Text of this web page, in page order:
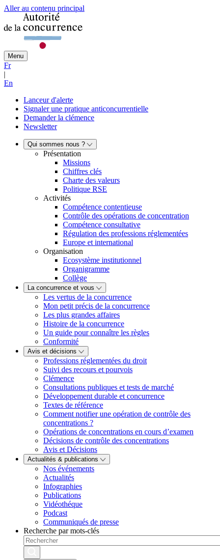
Aller au contenu principal
Menu
Fr
|
En
Lanceur d'alerte
Signaler une pratique anticoncurrentielle
Demander la clémence
Newsletter
Qui sommes nous ?
Présentation
Missions
Chiffres clés
Charte des valeurs
Politique RSE
Activités
Compétence contentieuse
Contrôle des opérations de concentration
Compétence consultative
Régulation des professions réglementées
Europe et international
Organisation
Ecosystème institutionnel
Organigramme
Collège
La concurrence et vous
Les vertus de la concurrence
Mon petit précis de la concurrence
Les plus grandes affaires
Histoire de la concurrence
Un guide pour connaître les règles
Conformité
Avis et décisions
Professions réglementées du droit
Suivi des recours et pourvois
Clémence
Consultations publiques et tests de marché
Développement durable et concurrence
Textes de référence
Comment notifier une opération de contrôle des
concentrations ?
Opérations de concentrations en cours d’examen
Décisions de contrôle des concentrations
Avis et Décisions
Actualités & publications
Nos événements
Actualités
Infographies
Publications
Vidéothéque
Podcast
Communiqués de presse
Recherche par mots-clés